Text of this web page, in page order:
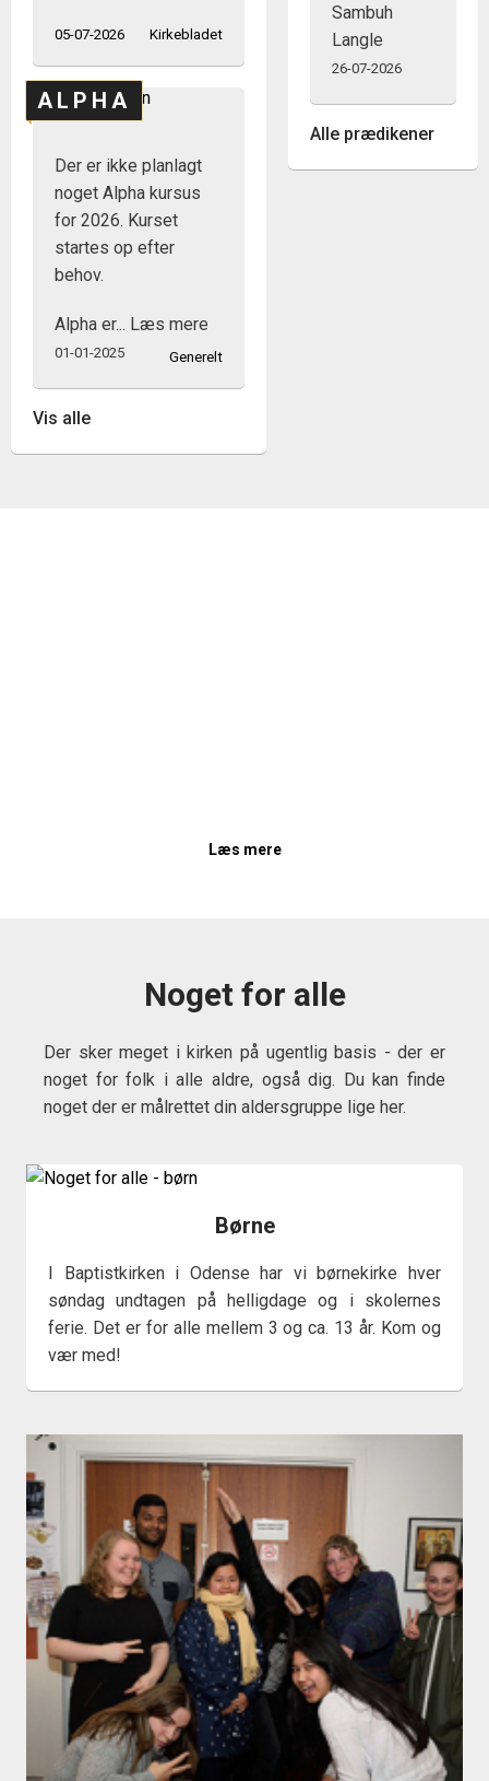
05-07-2026 Kirkebladet
ALPHA
Der er ikke planlagt
noget Alpha kursus
for 2026. Kurset
startes op efter
behov.
Alpha er... Læs mere
01-01-2025 Generelt
Vis alle
Sambuh
Langle
26-07-2026
Alle prædikener
Læs mere
Noget for alle
Der sker meget i kirken på ugentlig basis - der er
noget for folk i alle aldre, også dig. Du kan finde
noget der er målrettet din aldersgruppe lige her.
Børne
I Baptistkirken i Odense har vi børnekirke hver
søndag undtagen på helligdage og i skolernes
ferie. Det er for alle mellem 3 og ca. 13 år. Kom og
vær med!